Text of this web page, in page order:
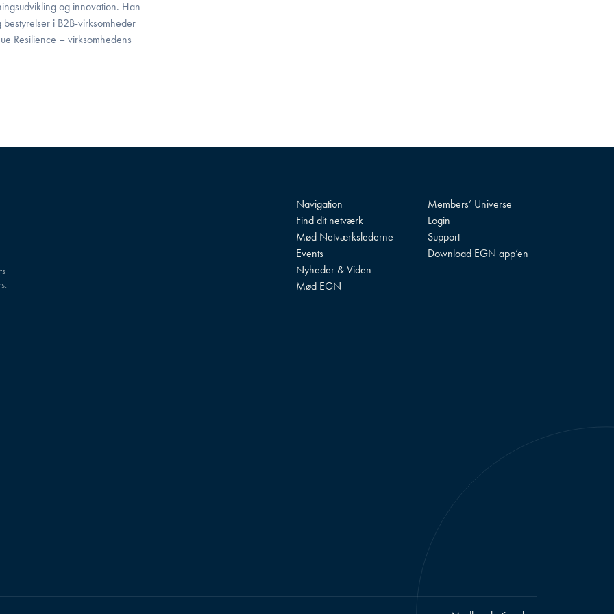
og innovation. Han
i B2B-virksomheder
Resilience – virksomhedens
Navigation
Find dit netværk
Mød Netværkslederne
Events
Nyheder & Viden
Mød EGN
Members’ Universe
Login
Support
Download EGN app’en